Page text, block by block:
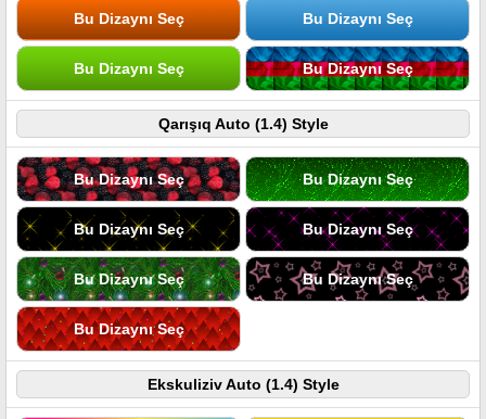
Bu Dizaynı Seç Bu Dizaynı Seç
Bu Dizaynı Seç Bu Dizaynı Seç
Qarışıq Auto (1.4) Style
Bu Dizaynı Seç Bu Dizaynı Seç
Bu Dizaynı Seç Bu Dizaynı Seç
Bu Dizaynı Seç Bu Dizaynı Seç
Bu Dizaynı Seç
Ekskuliziv Auto (1.4) Style